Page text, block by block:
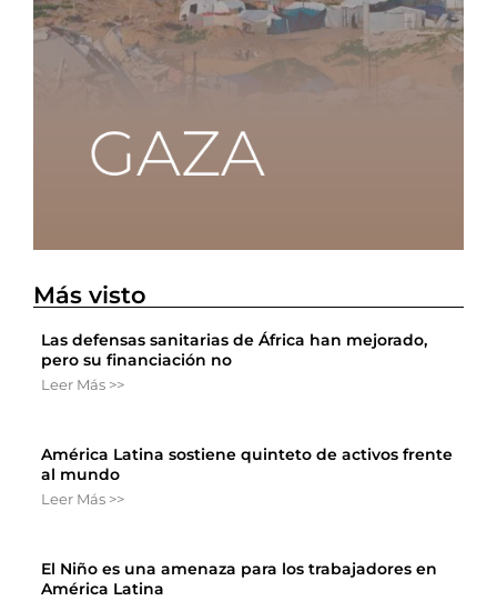
Más visto
Las defensas sanitarias de África han mejorado,
pero su financiación no
Leer Más >>
América Latina sostiene quinteto de activos frente
al mundo
Leer Más >>
El Niño es una amenaza para los trabajadores en
América Latina